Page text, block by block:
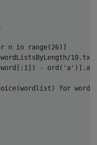
n in range(26)]
word [: 1 ]) - ord ( 'a' )].
(wordlist) for